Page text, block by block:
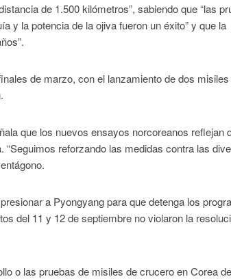
de 1.500 kilómetros”, sabiendo que “las
y la potencia de la ojiva fueron un éxito” y que la
de marzo, con el lanzamiento de dos
que los nuevos ensayos norcoreanos reflejan
reforzando las medidas contra las
a Pyongyang para que detenga los
del 11 y 12 de septiembre no violaron la
o las pruebas de misiles de crucero en Corea